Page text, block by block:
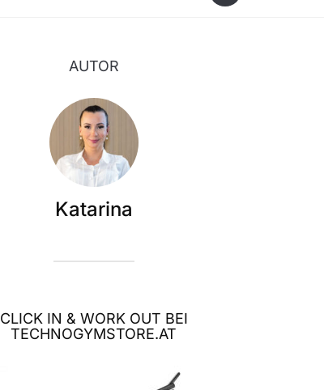
AUTOR
Katarina
CLICK IN & WORK OUT BEI
TECHNOGYMSTORE.AT